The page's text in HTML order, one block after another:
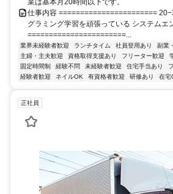
仕事内容 =======================
グラミング学習を頑張っている システムエ
=======================...
業界未経験者歓迎 ランチタイム 社員登用あり
副業
主婦・主夫歓迎
資格取得支援あり フリーター歓迎
固定時間制
経験不問 未経験者歓迎 住宅手当あり
経験者歓迎
ネイルOK 有資格者歓迎 研修あり 在宅
正社員